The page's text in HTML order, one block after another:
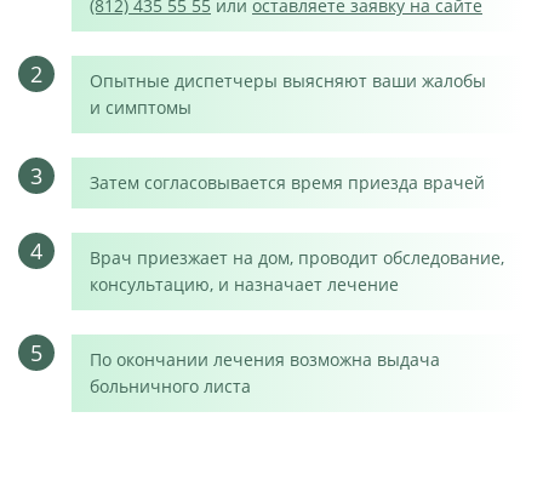
(812) 435 55 55 или оставляете заявку на сайте
2
Опытные диспетчеры выясняют ваши жалобы
и симптомы
3 Затем согласовывается время приезда врачей
4
Врач приезжает на дом, проводит обследование,
консультацию, и назначает лечение
5
По окончании лечения возможна выдача
больничного листа